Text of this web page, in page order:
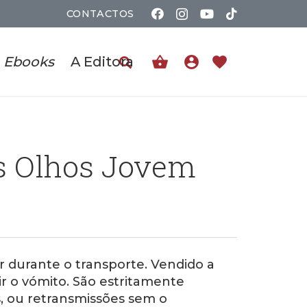
CONTACTOS
Ebooks A Editora shopping_basket account_circle favorite
Olhos Jovem
durante o transporte. Vendido a
o vómito. São estritamente
retransmissões sem o